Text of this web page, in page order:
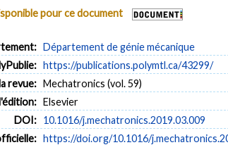
pour ce document
Département de génie mécanique
https://publications.polymtl.ca/43299/
revue: Mechatronics (vol. 59)
Elsevier
DOI: 10.1016/j.mechatronics.2019.03.009
https://doi.org/10.1016/